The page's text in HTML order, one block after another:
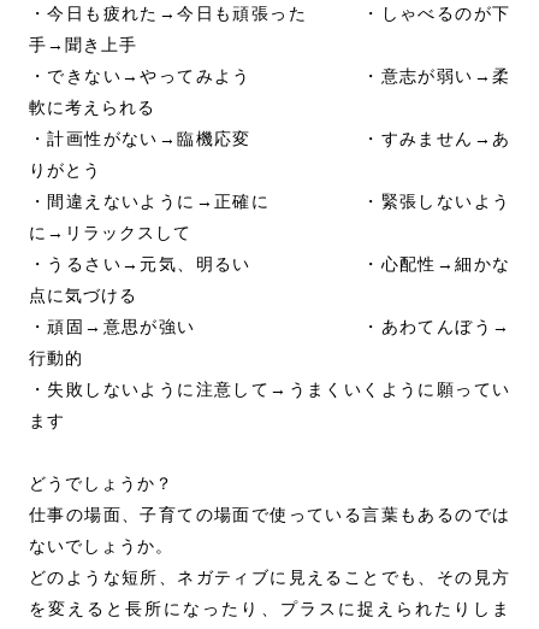
・今日も疲れた→今日も頑張った ・しゃべるのが下
手→聞き上手
・できない→やってみよう ・意志が弱い→柔
軟に考えられる
・計画性がない→臨機応変 ・すみません→あ
りがとう
・間違えないように→正確に ・緊張しないよう
に→リラックスして
・うるさい→元気、明るい ・心配性→細かな
点に気づける
・頑固→意思が強い ・あわてんぼう→
行動的
・失敗しないように注意して→うまくいくように願ってい
ます
どうでしょうか？
仕事の場面、子育ての場面で使っている言葉もあるのでは
ないでしょうか。
どのような短所、ネガティブに見えることでも、その見方
を変えると長所になったり、プラスに捉えられたりしま